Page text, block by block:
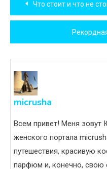
по
записям
Что стоит и что не
micrusha
Всем привет! Меня зовут
женского портала
путешествия, красивую
парфюм и, конечно, свою